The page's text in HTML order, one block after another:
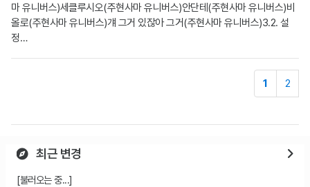
마 유니버스)세클루시오(주현사마 유니버스)안단테(주현사마 유니버스)비
올로(주현사마 유니버스)걔 그거 있잖아 그거(주현사마 유니버스)3.2. 설
정…
1 2
최근 변경
[불러오는 중...]